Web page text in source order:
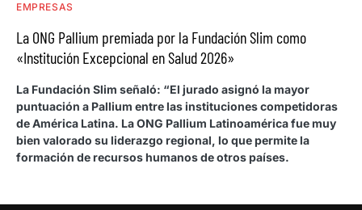
EMPRESAS
La ONG Pallium premiada por la Fundación Slim como
«Institución Excepcional en Salud 2026»
La Fundación Slim señaló: “El jurado asignó la mayor
puntuación a Pallium entre las instituciones competidoras
de América Latina. La ONG Pallium Latinoamérica fue muy
bien valorado su liderazgo regional, lo que permite la
formación de recursos humanos de otros países.